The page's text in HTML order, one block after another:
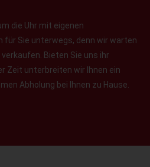
die Uhr mit eigenen
für Sie unterwegs, denn wir warten
Bieten Sie uns ihr
Zeit unterbreiten wir Ihnen ein
Abholung bei Ihnen zu Hause.